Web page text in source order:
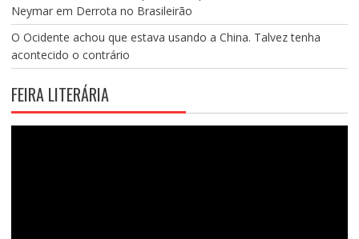
Neymar em Derrota no Brasileirão
O Ocidente achou que estava usando a China. Talvez tenha
acontecido o contrário
FEIRA LITERÁRIA